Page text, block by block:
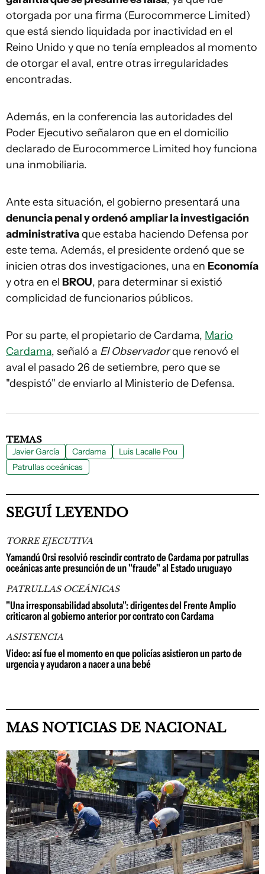
otorgada por una firma (Eurocommerce Limited)
que está siendo liquidada por inactividad en el
Reino Unido y que no tenía empleados al momento
de otorgar el aval, entre otras irregularidades
encontradas.
Además, en la conferencia las autoridades del
Poder Ejecutivo señalaron que en el domicilio
declarado de Eurocommerce Limited hoy funciona
una inmobiliaria.
Ante esta situación, el gobierno presentará una
denuncia penal y ordenó ampliar la investigación
administrativaque estaba haciendo Defensa por
este tema. Además, el presidente ordenó que se
inicien otras dos investigaciones, una en Economía
y otra en el BROU, para determinar si existió
complicidad de funcionarios públicos.
Por su parte, el propietario de Cardama, Mario
Cardama, señaló a El Observadorque renovó el
aval el pasado 26 de setiembre, pero que se
"despistó" de enviarlo al Ministerio de Defensa.
TEMAS
Javier García Cardama
Luis Lacalle Pou
Patrullas oceánicas
SEGUÍ LEYENDO
TORRE EJECUTIVA
Yamandú Orsi resolvió rescindir contrato de Cardama por patrullas
oceánicas ante presunción de un "fraude" al Estado uruguayo
PATRULLAS OCEÁNICAS
"Una irresponsabilidad absoluta": dirigentes del Frente Amplio
criticaron al gobierno anterior por contrato con Cardama
ASISTENCIA
Video: así fue el momento en que policías asistieron un parto de
urgencia y ayudaron a nacer a una bebé
MAS NOTICIAS DE NACIONAL